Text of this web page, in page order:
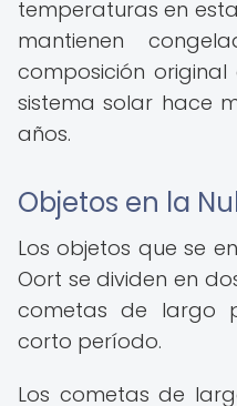
temperaturas en
mantienen
composición
sistema solar hace
años.
Objetos en la
Los objetos que se
Oort se dividen en
cometas de largo
corto período.
Los cometas de